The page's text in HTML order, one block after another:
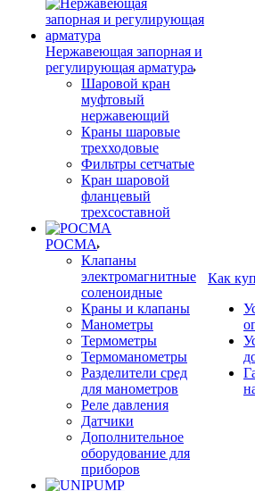
Нержавеющая запорная и
регулирующая арматура
Шаровой кран
муфтовый
нержавеющий
Краны шаровые
трехходовые
Фильтры сетчатые
Кран шаровой
фланцевый
трехсоставной
РОСМА
Клапаны
электромагнитные
соленоидные
Краны и клапаны
Манометры
Термометры
Термоманометры
Разделители сред
для манометров
Реле давления
Датчики
Дополнительное
оборудование для
приборов
Как